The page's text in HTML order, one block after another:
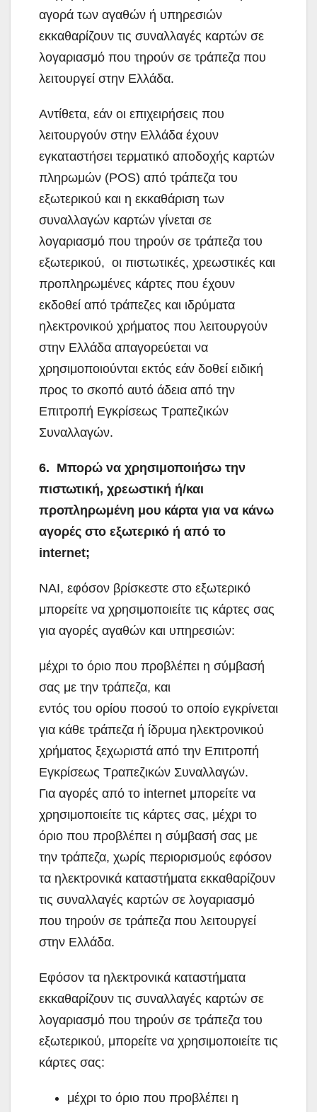
αγορά των αγαθών ή υπηρεσιών
εκκαθαρίζουν τις συναλλαγές καρτών σε
λογαριασμό που τηρούν σε τράπεζα που
λειτουργεί στην Ελλάδα.
Αντίθετα, εάν οι επιχειρήσεις που
λειτουργούν στην Ελλάδα έχουν
εγκαταστήσει τερματικό αποδοχής καρτών
πληρωμών (POS) από τράπεζα του
εξωτερικού και η εκκαθάριση των
συναλλαγών καρτών γίνεται σε
λογαριασμό που τηρούν σε τράπεζα του
εξωτερικού, οι πιστωτικές, χρεωστικές και
προπληρωμένες κάρτες που έχουν
εκδοθεί από τράπεζες και ιδρύματα
ηλεκτρονικού χρήματος που λειτουργούν
στην Ελλάδα απαγορεύεται να
χρησιμοποιούνται εκτός εάν δοθεί ειδική
προς το σκοπό αυτό άδεια από την
Επιτροπή Εγκρίσεως Τραπεζικών
Συναλλαγών.
6. Μπορώ να χρησιμοποιήσω την
πιστωτική, χρεωστική ή/και
προπληρωμένη μου κάρτα για να κάνω
αγορές στο εξωτερικό ή από το
internet;
ΝΑΙ, εφόσον βρίσκεστε στο εξωτερικό
μπορείτε να χρησιμοποιείτε τις κάρτες σας
για αγορές αγαθών και υπηρεσιών:
μέχρι το όριο που προβλέπει η σύμβασή
σας με την τράπεζα, και
εντός του ορίου ποσού το οποίο εγκρίνεται
για κάθε τράπεζα ή ίδρυμα ηλεκτρονικού
χρήματος ξεχωριστά από την Επιτροπή
Εγκρίσεως Τραπεζικών Συναλλαγών.
Για αγορές από το internet μπορείτε να
χρησιμοποιείτε τις κάρτες σας, μέχρι το
όριο που προβλέπει η σύμβασή σας με
την τράπεζα, χωρίς περιορισμούς εφόσον
τα ηλεκτρονικά καταστήματα εκκαθαρίζουν
τις συναλλαγές καρτών σε λογαριασμό
που τηρούν σε τράπεζα που λειτουργεί
στην Ελλάδα.
Εφόσον τα ηλεκτρονικά καταστήματα
εκκαθαρίζουν τις συναλλαγές καρτών σε
λογαριασμό που τηρούν σε τράπεζα του
εξωτερικού, μπορείτε να χρησιμοποιείτε τις
κάρτες σας:
μέχρι το όριο που προβλέπει η